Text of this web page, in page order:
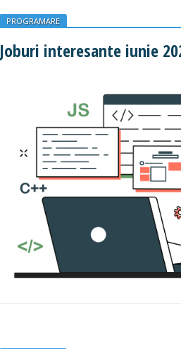
PROGRAMARE
Joburi interesante iunie